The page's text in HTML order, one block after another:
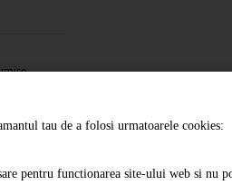
tau de a folosi urmatoarele cookies:
pentru functionarea site-ului web si nu